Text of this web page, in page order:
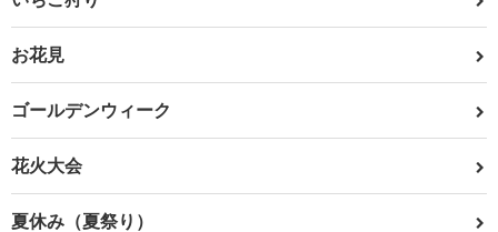
お花見
ゴールデンウィーク
花火大会
夏休み（夏祭り）